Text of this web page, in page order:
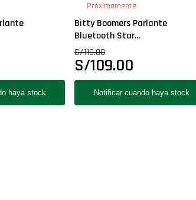
Próximamente
Bitty Boomers Parlante
Bluetooth Star...
S/119.00
S/109.00